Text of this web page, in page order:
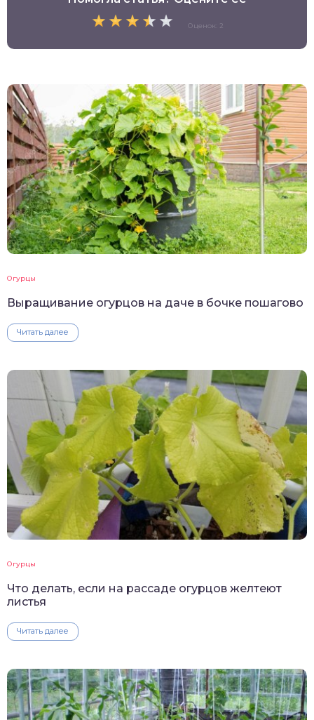
Оценок: 2
Огурцы
Выращивание огурцов на даче в бочке пошагово
Читать далее
Огурцы
Что делать, если на рассаде огурцов желтеют
листья
Читать далее